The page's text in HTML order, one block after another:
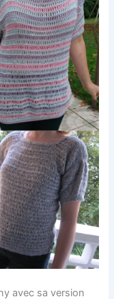
avec sa version